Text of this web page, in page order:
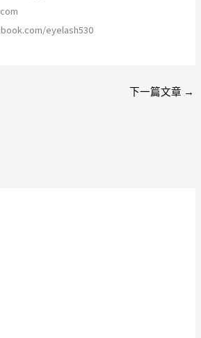
eyelash530
下一篇文章 →